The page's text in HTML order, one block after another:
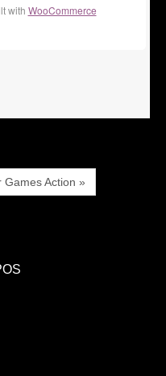
with WooCommerce
Games Action »